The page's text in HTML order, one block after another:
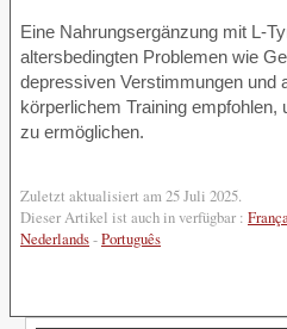
Eine Nahrungsergänzung mit L-
altersbedingten Problemen wie
depressiven Verstimmungen und
körperlichem Training empfohlen,
zu ermöglichen.
Zuletzt aktualisiert am 25 Juli 2025.
Dieser Artikel ist auch in verfügbar :
Nederlands-Português